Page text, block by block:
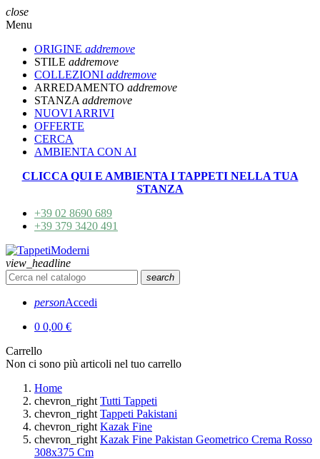
close
Menu
ORIGINE addremove
STILE addremove
COLLEZIONI addremove
ARREDAMENTO addremove
STANZA addremove
NUOVI ARRIVI
OFFERTE
CERCA
AMBIENTA CON AI
CLICCA QUI E AMBIENTA I TAPPETI NELLA TUA
STANZA
+39 02 8690 689
+39 379 3420 491
view_headline
search
personAccedi
0 0,00 €
Carrello
Non ci sono più articoli nel tuo carrello
Home
chevron_right Tutti Tappeti
chevron_right Tappeti Pakistani
chevron_right Kazak Fine
chevron_right Kazak Fine Pakistan Geometrico Crema Rosso
308x375 Cm